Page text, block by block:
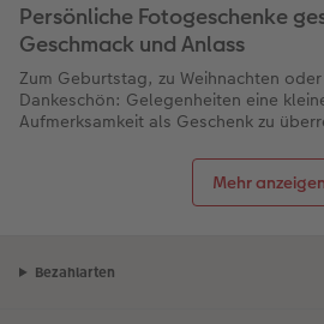
Mehr anzeigen
Persönliche Fotogeschenke
Geschmack und Anlass
Zum Geburtstag, zu Weihnachten
Dankeschön: Gelegenheiten eine
Aufmerksamkeit als Geschenk zu
zu finden. Einfallsreich, persönlich
Haben Sie schon einmal daran
Fotogeschenke selbst zu gestalten?
CEWE mit Sicherheit das passende
Bezahlarten